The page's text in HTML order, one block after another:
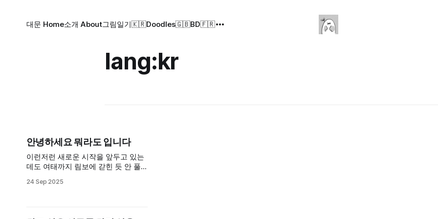
대문 Home소개 About그림일기🇰🇷Doodles🇬🇧BD🇫🇷
lang:kr
안녕하세요 뭐라도 입니다
이런저런 새로운 시작을 앞두고 있는
데도 여태까지 림보에 갇힌 듯 안 풀
있다. 이것저것 합리화하려고 말을 찾
24 Sep 2025